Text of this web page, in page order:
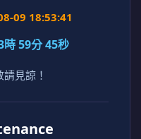
09 18:53:41
時 59分 45秒
見諒！